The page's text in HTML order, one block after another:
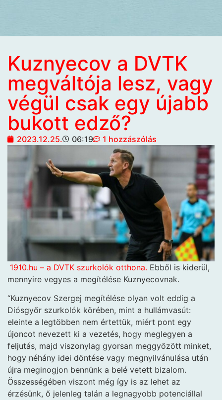
Kuznyecov a DVTK
megváltója lesz, vagy
végül csak egy újabb
bukott edző?
2023.12.25. 06:19 1 hozzászólás
1910.hu – a DVTK szurkolók otthona. Ebből is kiderül,
mennyire vegyes a megítélése Kuznyecovnak.
“Kuznyecov Szergej megítélése olyan volt eddig a
Diósgyőr szurkolók körében, mint a hullámvasút:
eleinte a legtöbben nem értettük, miért pont egy
újoncot nevezett ki a vezetés, hogy meglegyen a
feljutás, majd viszonylag gyorsan meggyőzött minket,
hogy néhány idei döntése vagy megnyilvánulása után
újra meginogjon bennünk a belé vetett bizalom.
Összességében viszont még így is az lehet az
érzésünk, ő jelenleg talán a legnagyobb potenciállal